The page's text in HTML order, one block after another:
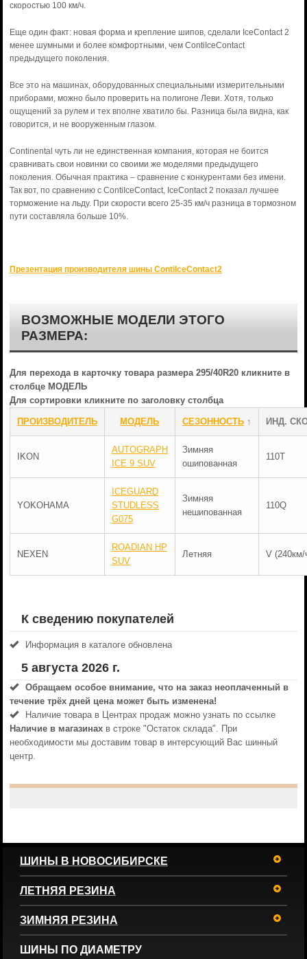
скоростью 100 км/ч.
Еще один факт: новая форма и крепление шипов, сделали IceContact 2
менее шумными и более комфортными, чем ContiIceContact
предыдущего поколения.
Все это на машинах, оборудованных специальными измерительными
приборами, можно было проверить на полигоне Леви. Хотя, только
ощущений за рулем и тех вполне хватило бы. Разница была видна, как
говорится, и не вооруженным глазом.
Continental чуть ли не единственная компания, которая не боится
сравнивать свои новинки со своими же моделями предыдущего
поколения. Обычная практика – сравнение с конкурентами без имени.
Так вот, по сравнению с ContiIceContact, IceContact 2 показал лучшее
торможение на льду. При скорости всего 25-35 км/ч разница в тормозном
пути составляла больше 10%.
Презентация производителя шины ContiIceContact2
ВОЗМОЖНЫЕ МОДЕЛИ ЭТОГО
РАЗМЕРА:
Для перехода в карточку товара размера 295/40R20 кликните в
столбце МОДЕЛЬ
Для сортировки кликните по заголовку столбца
ПРОИЗВОДИТЕЛЬ МОДЕЛЬ СЕЗОННОСТЬ↑ ИНД.
IKON
AUTOGRAPH
ICE 9 SUV
Зимняя
ошипованная
110T
YOKOHAMA
ICEGUARD
STUDLESS
G075
Зимняя
нешипованная
110Q
NEXEN
ROADIAN HP
SUV
Летняя V (240км/
К сведению покупателей
Информация в каталоге обновлена
5 августа 2026 г.
Обращаем особое внимание, что на заказ неоплаченный в
течениe трёх дней цена может быть изменена!
Наличие товара в Центрах продаж можно узнать по ссылке
Наличие в магазинахв строке "Остаток склада". При
необходимости мы доставим товар в интерсующий Вас шинный
центр.
ШИНЫ В НОВОСИБИРСКЕ
ЛЕТНЯЯ РЕЗИНА
ЗИМНЯЯ РЕЗИНА
ШИНЫ ПО ДИАМЕТРУ